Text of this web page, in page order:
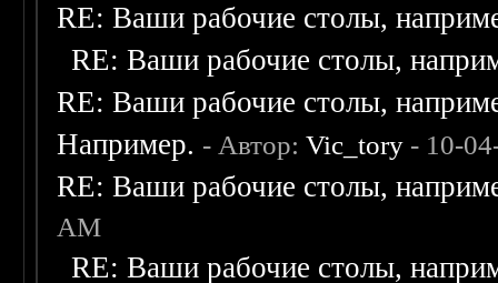
RE: Ваши рабочие столы,
RE: Ваши рабочие столы,
RE: Ваши рабочие столы,
Например. - Автор:Vic_tory - 10-
RE: Ваши рабочие столы,
AM
RE: Ваши рабочие столы,